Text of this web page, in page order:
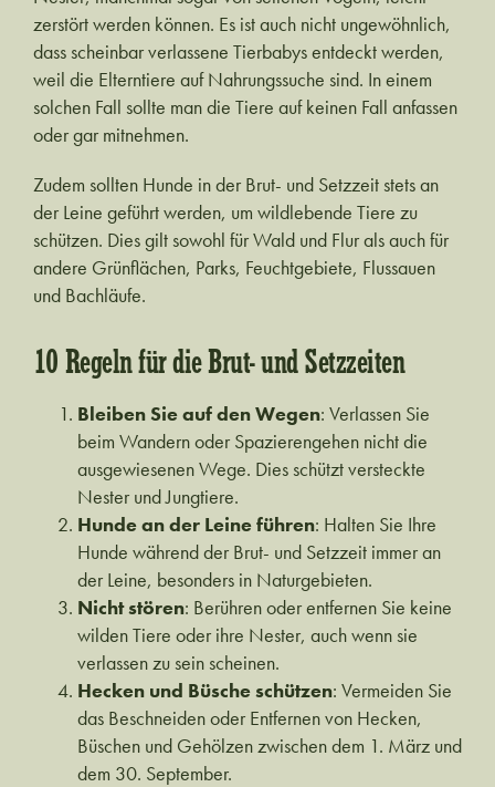
zerstört werden können. Es ist auch nicht ungewöhnlich,
dass scheinbar verlassene Tierbabys entdeckt werden,
weil die Elterntiere auf Nahrungssuche sind. In einem
solchen Fall sollte man die Tiere auf keinen Fall anfassen
oder gar mitnehmen.
Zudem sollten Hunde in der Brut- und Setzzeit stets an
der Leine geführt werden, um wildlebende Tiere zu
schützen. Dies gilt sowohl für Wald und Flur als auch für
andere Grünflächen, Parks, Feuchtgebiete, Flussauen
und Bachläufe.
10 Regeln für die Brut- und Setzzeiten
Bleiben Sie auf den Wegen: Verlassen Sie
beim Wandern oder Spazierengehen nicht die
ausgewiesenen Wege. Dies schützt versteckte
Nester und Jungtiere.
Hunde an der Leine führen: Halten Sie Ihre
Hunde während der Brut- und Setzzeit immer an
der Leine, besonders in Naturgebieten.
Nicht stören: Berühren oder entfernen Sie keine
wilden Tiere oder ihre Nester, auch wenn sie
verlassen zu sein scheinen.
Hecken und Büsche schützen: Vermeiden Sie
das Beschneiden oder Entfernen von Hecken,
Büschen und Gehölzen zwischen dem 1. März und
dem 30. September.